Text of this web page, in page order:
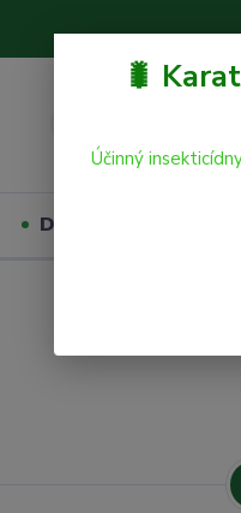
Domáci miláčikovia
🐛
Účinný